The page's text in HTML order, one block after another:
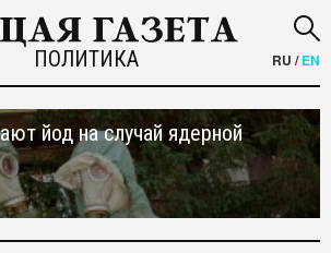
ПОЛИТИКА RU /EN
йод на случай ядерной